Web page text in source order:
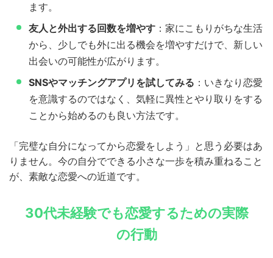
ます。
友人と外出する回数を増やす ：家にこもりがちな生活
から、少しでも外に出る機会を増やすだけで、新しい
出会いの可能性が広がります。
SNSやマッチングアプリを試してみる ：いきなり恋愛
を意識するのではなく、気軽に異性とやり取りをする
ことから始めるのも良い方法です。
「完璧な自分になってから恋愛をしよう」と思う必要はあ
りません。今の自分でできる小さな一歩を積み重ねること
が、素敵な恋愛への近道です。
30代未経験でも恋愛するための実際
の行動